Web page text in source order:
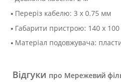
Переріз кабелю: 3 х 0.75 мм
Габарити пристрою: 140 х
Матеріал подовжувача:
Відгуки про Мережевий